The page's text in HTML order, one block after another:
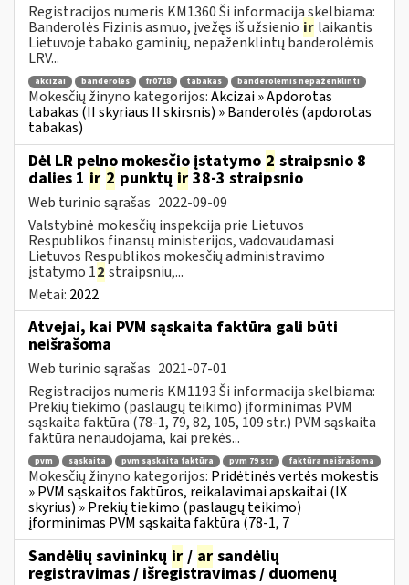
Registracijos numeris KM1360 Ši informacija skelbiama:
Banderolės Fizinis asmuo, įvežęs iš užsienio ir laikantis
Lietuvoje tabako gaminių, nepaženklintų banderolėmis
LRV...
akcizai banderolės fr0718 tabakas banderolėmis nepaženklinti
Mokesčių žinyno kategorijos:Akcizai » Apdorotas
tabakas (II skyriaus II skirsnis) » Banderolės (apdorotas
tabakas)
Dėl LR pelno mokesčio įstatymo 2 straipsnio 8
dalies 1 ir 2 punktų ir 38-3 straipsnio
Web turinio sąrašas 2022-09-09
Valstybinė mokesčių inspekcija prie Lietuvos
Respublikos finansų ministerijos, vadovaudamasi
Lietuvos Respublikos mokesčių administravimo
įstatymo 12 straipsniu,...
Metai: 2022
Atvejai, kai PVM sąskaita faktūra gali būti
neišrašoma
Web turinio sąrašas 2021-07-01
Registracijos numeris KM1193 Ši informacija skelbiama:
Prekių tiekimo (paslaugų teikimo) įforminimas PVM
sąskaita faktūra (78-1, 79, 82, 105, 109 str.) PVM sąskaita
faktūra nenaudojama, kai prekės...
pvm sąskaita pvm sąskaita faktūra pvm 79 str faktūra neišrašoma
Mokesčių žinyno kategorijos: Pridėtinės vertės mokestis
» PVM sąskaitos faktūros, reikalavimai apskaitai (IX
skyrius) » Prekių tiekimo (paslaugų teikimo)
įforminimas PVM sąskaita faktūra (78-1, 7
Sandėlių savininkų ir / ar sandėlių
registravimas / išregistravimas / duomenų